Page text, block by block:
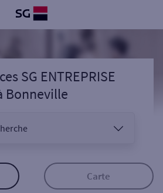
SG ENTREPRISE
Bonneville
Carte